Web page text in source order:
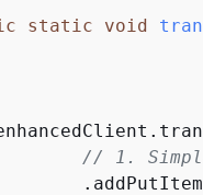
static void
// 1.